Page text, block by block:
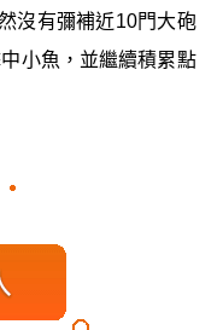
沒有彌補近10門大砲
小魚，並繼續積累點